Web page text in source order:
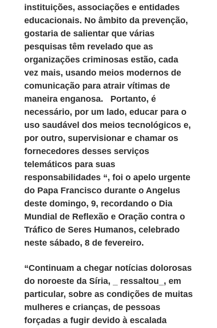
instituições, associações e entidades
educacionais. No âmbito da prevenção,
gostaria de salientar que várias
pesquisas têm revelado que as
organizações criminosas estão, cada
vez mais, usando meios modernos de
comunicação para atrair vítimas de
maneira enganosa. Portanto, é
necessário, por um lado, educar para o
uso saudável dos meios tecnológicos e,
por outro, supervisionar e chamar os
fornecedores desses serviços
telemáticos para suas
responsabilidades “, foi o apelo urgente
do Papa Francisco durante o Angelus
deste domingo, 9, recordando o Dia
Mundial de Reflexão e Oração contra o
Tráfico de Seres Humanos, celebrado
neste sábado, 8 de fevereiro.
“Continuam a chegar notícias dolorosas
do noroeste da Síria, _ ressaltou_, em
particular, sobre as condições de muitas
mulheres e crianças, de pessoas
forçadas a fugir devido à escalada